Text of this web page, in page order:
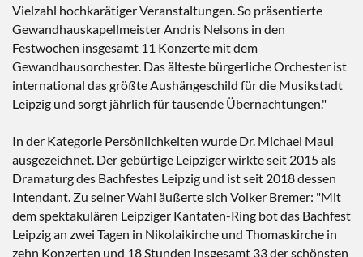
Vielzahl hochkarätiger Veranstaltungen. So präsentierte
Gewandhauskapellmeister Andris Nelsons in den
Festwochen insgesamt 11 Konzerte mit dem
Gewandhausorchester. Das älteste bürgerliche Orchester ist
international das größte Aushängeschild für die Musikstadt
Leipzig und sorgt jährlich für tausende Übernachtungen."
In der Kategorie Persönlichkeiten wurde Dr. Michael Maul
ausgezeichnet. Der gebürtige Leipziger wirkte seit 2015 als
Dramaturg des Bachfestes Leipzig und ist seit 2018 dessen
Intendant. Zu seiner Wahl äußerte sich Volker Bremer: "Mit
dem spektakulären Leipziger Kantaten-Ring bot das Bachfest
Leipzig an zwei Tagen in Nikolaikirche und Thomaskirche in
zehn Konzerten und 18 Stunden insgesamt 33 der schönsten